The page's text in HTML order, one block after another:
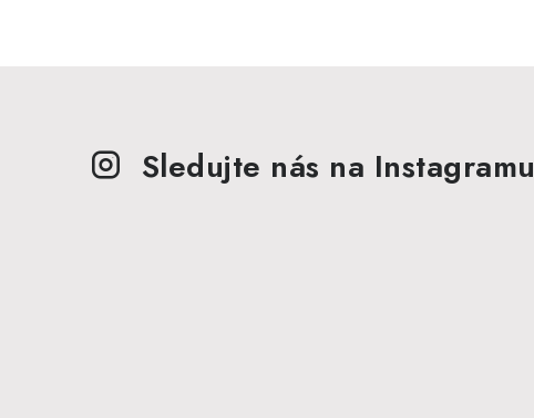
Sledujte nás na Instagramu